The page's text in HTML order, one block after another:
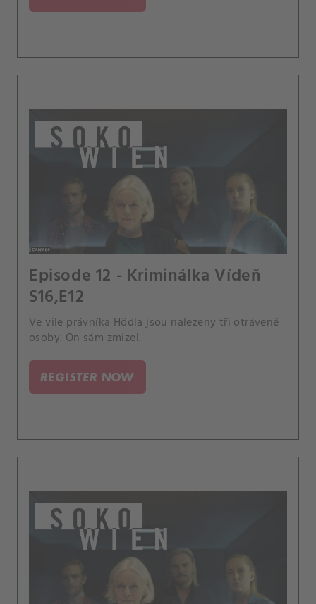
Episode 12 - Kriminálka Vídeň
S16,E12
Ve vile právníka Hödla jsou nalezeny tři otrávené
osoby. On sám zmizel.
REGISTER NOW